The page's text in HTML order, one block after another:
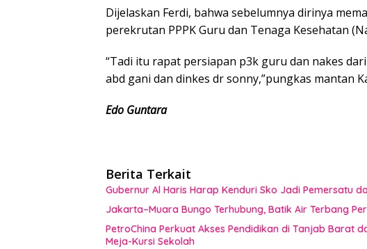
Dijelaskan Ferdi, bahwa sebelumnya dirinya
perekrutan PPPK Guru dan Tenaga Kesehatan
“Tadi itu rapat persiapan p3k guru dan nakes
abd gani dan dinkes dr sonny,”pungkas mantan
Edo Guntara
Berita Terkait
Gubernur Al Haris Harap Kenduri Sko Jadi Pemersatu
Jakarta–Muara Bungo Terhubung, Batik Air Terbang
PetroChina Perkuat Akses Pendidikan di Tanjab Barat
Meja-Kursi Sekolah